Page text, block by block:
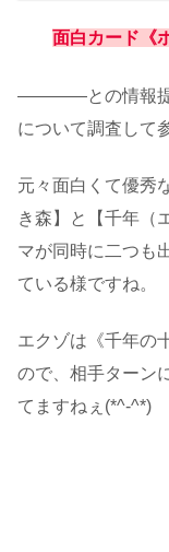
面白カード《
――――との情報提
について調査して
元々面白くて優秀
き森】と【千年（
マが同時に二つも
ている様ですね。
エクゾは《千年の
ので、相手ターン
てますねぇ(*^-^*)